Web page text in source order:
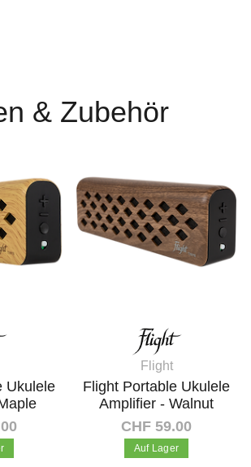
& Zubehör
Ukulele
Flight
Flight Portable Ukulele
Amplifier - Walnut
CHF 59.00
Auf Lager